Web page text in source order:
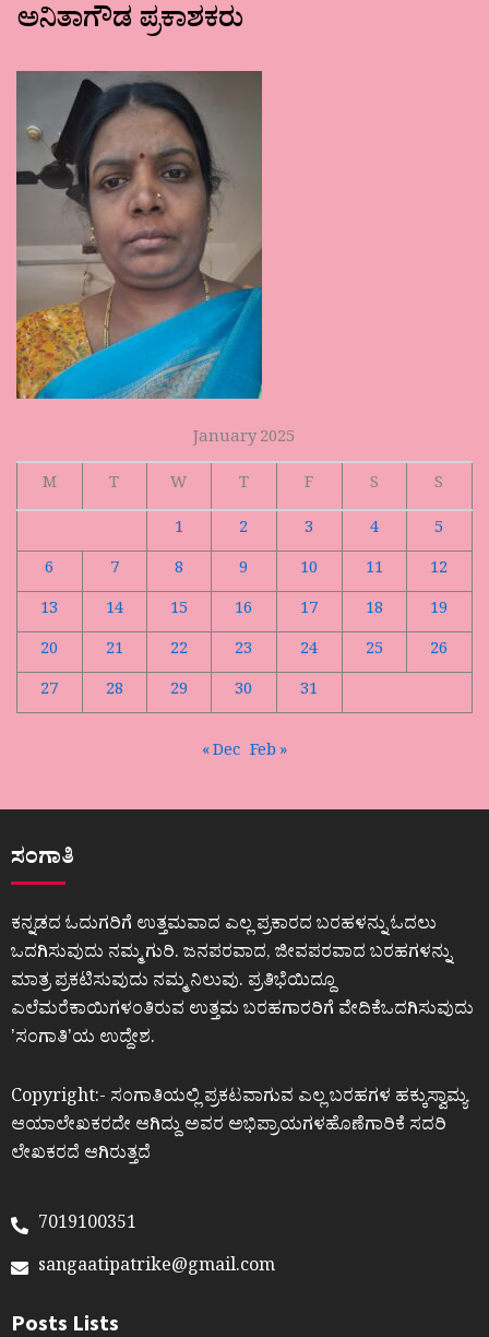
ಅನಿತಾಗೌಡ ಪ್ರಕಾಶಕರು
January 2025
M
T W T F S
S
1
2 3 4
5
6
7 8 9 10 11
12
13
14 15 16 17 18
19
20
21 22 23 24 25
26
27
28 29 30 31
« Dec Feb »
ಸಂಗಾತಿ
ಕನ್ನಡದ ಓದುಗರಿಗೆ ಉತ್ತಮವಾದ ಎಲ್ಲ ಪ್ರಕಾರದ ಬರಹಳನ್ನು ಓದಲು
ಒದಗಿಸುವುದು ನಮ್ಮ ಗುರಿ. ಜನಪರವಾದ, ಜೀವಪರವಾದ ಬರಹಗಳನ್ನು
ಮಾತ್ರ ಪ್ರಕಟಿಸುವುದು ನಮ್ಮ ನಿಲುವು. ಪ್ರತಿಭೆಯಿದ್ದೂ
ಎಲೆಮರೆಕಾಯಿಗಳಂತಿರುವ ಉತ್ತಮ ಬರಹಗಾರರಿಗೆ ವೇದಿಕೆಒದಗಿಸುವುದು
ʼಸಂಗಾತಿʼಯ ಉದ್ದೇಶ.
Copyright:- ಸಂಗಾತಿಯಲ್ಲಿ ಪ್ರಕಟವಾಗುವ ಎಲ್ಲ ಬರಹಗಳ ಹಕ್ಕುಸ್ವಾಮ್ಯ
ಆಯಾಲೇಖಕರದೇ ಆಗಿದ್ದು ಅವರ ಅಭಿಪ್ರಾಯಗಳಹೊಣೆಗಾರಿಕೆ ಸದರಿ
ಲೇಖಕರದೆ ಆಗಿರುತ್ತದೆ
7019100351
sangaatipatrike@gmail.com
Posts Lists